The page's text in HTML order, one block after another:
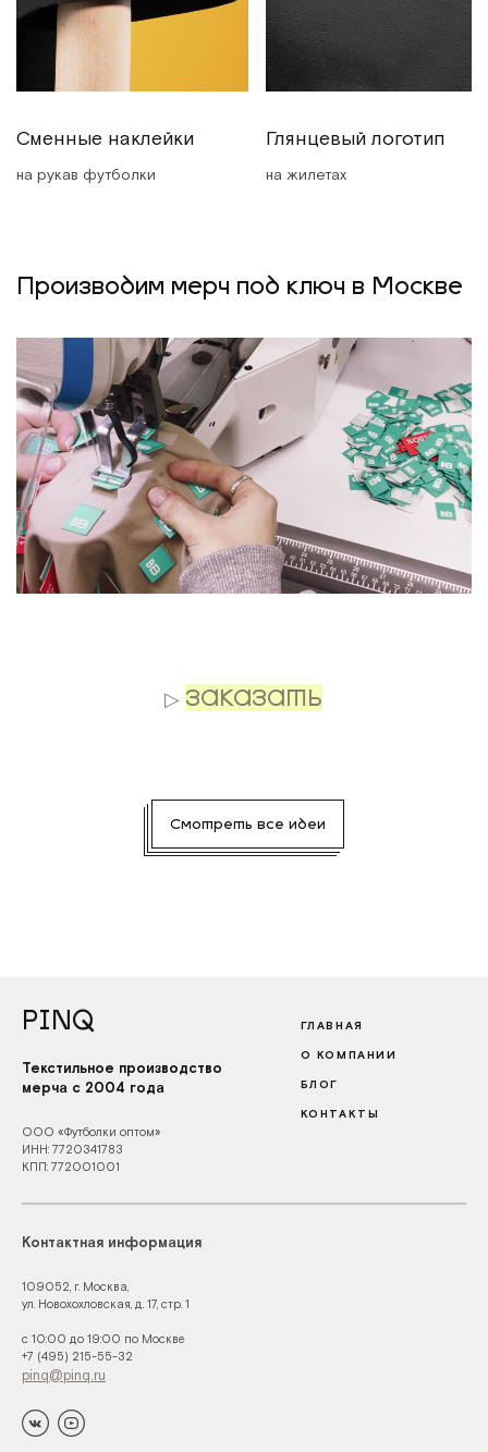
Сменные наклейки
на рукав футболки
Глянцевый логотип
на жилетах
Производим мерч под ключ в Москве
▷ ЗАКАЗАТЬ
Смотреть все идеи
PINQ
Текстильное производство
мерча с 2004 года
ООО «Футболки оптом»
ИНН: 7720341783
КПП: 772001001
ГЛАВНАЯ
О КОМПАНИИ
БЛОГ
КОНТАКТЫ
Контактная информация
109052, г. Москва,
ул. Новохохловская, д. 17, стр. 1
с 10:00 до 19:00 по Москве
+7 (495) 215-55-32
pinq@pinq.ru